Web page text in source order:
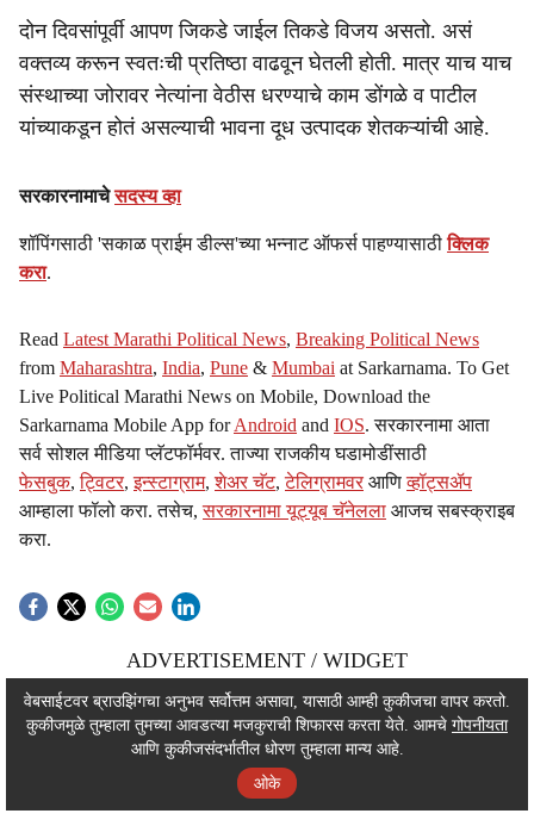
दोन दिवसांपूर्वी आपण जिकडे जाईल तिकडे विजय असतो. असं
वक्तव्य करून स्वतःची प्रतिष्ठा वाढवून घेतली होती. मात्र याच याच
संस्थाच्या जोरावर नेत्यांना वेठीस धरण्याचे काम डोंगळे व पाटील
यांच्याकडून होतं असल्याची भावना दूध उत्पादक शेतकऱ्यांची आहे.
सरकारनामाचेसदस्य व्हा
शॉपिंगसाठी 'सकाळ प्राईम डील्स'च्या भन्नाट ऑफर्स पाहण्यासाठीक्लिक
करा.
Read Latest Marathi Political News, Breaking Political News
from Maharashtra, India, Pune & Mumbai at Sarkarnama. To Get
Live Political Marathi News on Mobile, Download the
Sarkarnama Mobile App forAndroid and IOS. सरकारनामा आता
सर्व सोशल मीडिया प्लॅटफॉर्मवर. ताज्या राजकीय घडामोडींसाठी
फेसबुक,ट्विटर,इन्स्टाग्राम,शेअर चॅट,टेलिग्रामवर आणिव्हॉट्सॲप
आम्हाला फॉलो करा. तसेच,सरकारनामा यूट्यूब चॅनेलला आजच सबस्क्राइब
करा.
ADVERTISEMENT / WIDGET
ADVERTISEMENT / WIDGET
ADVERTISEMENT / WIDGET
वेबसाईटवर ब्राउझिंगचा अनुभव सर्वोत्तम असावा, यासाठी आम्ही कुकीजचा वापर करतो.
कुकीजमुळे तुम्हाला तुमच्या आवडत्या मजकुराची शिफारस करता येते. आमचे गोपनीयता
आणि कुकीजसंदर्भातील धोरण तुम्हाला मान्य आहे.
ओके